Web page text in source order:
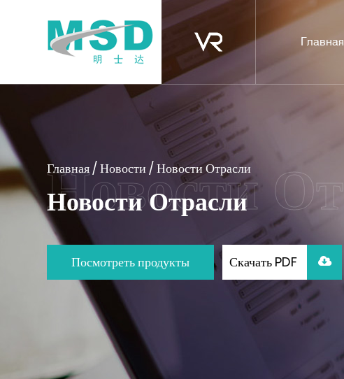
Главная
Главная/Новости /Новости Отрасли
Новости Отрасли
Посмотреть продукты Скачать PDF